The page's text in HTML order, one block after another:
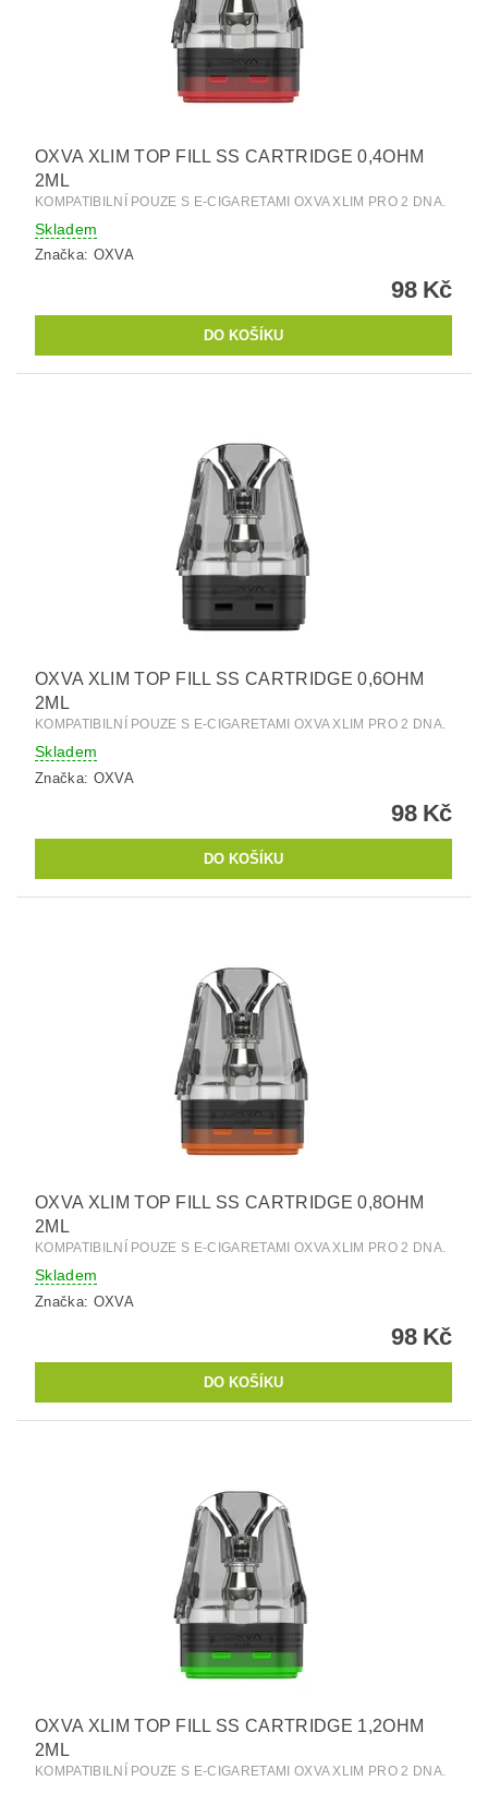
OXVA XLIM TOP FILL SS CARTRIDGE 0,4OHM
2ML
KOMPATIBILNÍ POUZE S E-CIGARETAMI OXVA XLIM PRO 2 DNA.
Skladem
Značka: OXVA
98 Kč
OXVA XLIM TOP FILL SS CARTRIDGE 0,6OHM
2ML
KOMPATIBILNÍ POUZE S E-CIGARETAMI OXVA XLIM PRO 2 DNA.
Skladem
Značka: OXVA
98 Kč
OXVA XLIM TOP FILL SS CARTRIDGE 0,8OHM
2ML
KOMPATIBILNÍ POUZE S E-CIGARETAMI OXVA XLIM PRO 2 DNA.
Skladem
Značka: OXVA
98 Kč
OXVA XLIM TOP FILL SS CARTRIDGE 1,2OHM
2ML
KOMPATIBILNÍ POUZE S E-CIGARETAMI OXVA XLIM PRO 2 DNA.